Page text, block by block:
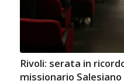
Rivoli: serata in
missionario Salesiano